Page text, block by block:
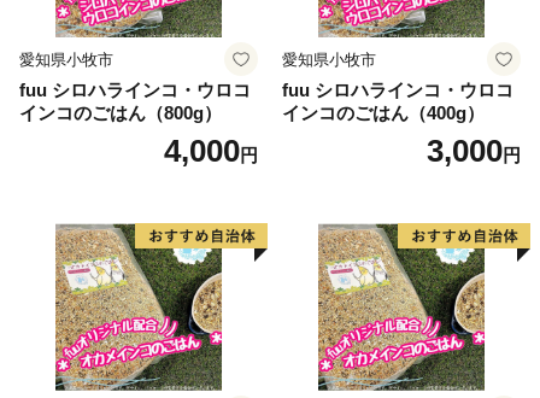
愛知県小牧市
fuu シロハラインコ・ウロコ
インコのごはん（800g）
4,000円
愛知県小牧市
fuu シロハラインコ・ウロコ
インコのごはん（400g）
3,000円